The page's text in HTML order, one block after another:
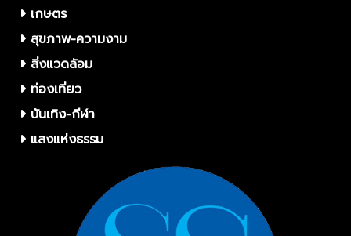
เกษตร
สุขภาพ-ความงาม
สิ่งแวดล้อม
ท่องเที่ยว
บันเทิง-กีฬา
แสงแห่งธรรม